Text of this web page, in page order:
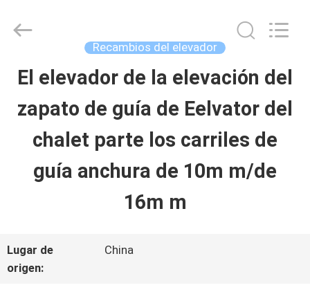
HOGAR
PRODUCTOS
VÍDEOS
NOSOTROS
SHANGHAI
Recambios del elevador
El elevador de la elevación del
zapato de guía de Eelvator del
chalet parte los carriles de
guía anchura de 10m m/de
16m m
Lugar de
origen:
China